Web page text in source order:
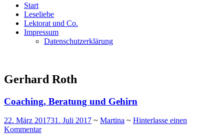
Start
Leseliebe
Lektorat und Co.
Impressum
Datenschutzerklärung
Gerhard Roth
Coaching, Beratung und Gehirn
22. März 201731. Juli 2017 ~ Martina ~ Hinterlasse einen
Kommentar